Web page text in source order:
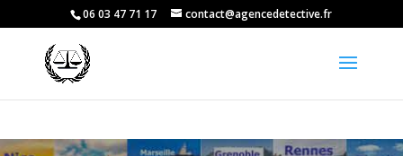
06 03 47 71 17 contact@agencedetective.fr